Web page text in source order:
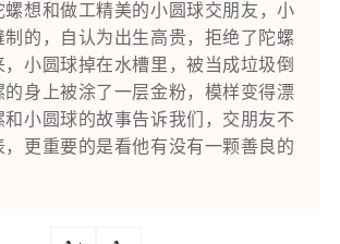
螺想和做工精美的小圆球交朋友，小
制的，自认为出生高贵，拒绝了陀螺
，小圆球掉在水槽里，被当成垃圾倒
的身上被涂了一层金粉，模样变得漂
和小圆球的故事告诉我们，交朋友不
，更重要的是看他有没有一颗善良的